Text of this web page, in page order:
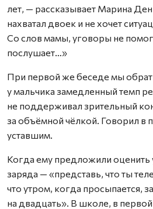
лет, — рассказывает Марина
нахватал двоек и не хочет
Со слов мамы, уговоры не
послушает…»
При первой же беседе мы
у мальчика замедленный темп
не поддерживал зрительный
за объёмной чёлкой. Говорил в
уставшим.
Когда ему предложили оценить
заряда — «представь, что ты
что утром, когда просыпается,
на двадцать». В школе, в